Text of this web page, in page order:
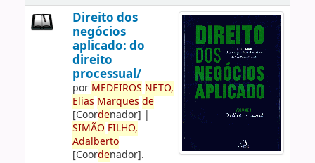
Direito dos
negócios
aplicado: do
direito
processual/
por MEDEIROS NETO,
Elias Marques de
[Coordenador] |
SIMÃO FILHO,
Adalberto
[Coordenador].